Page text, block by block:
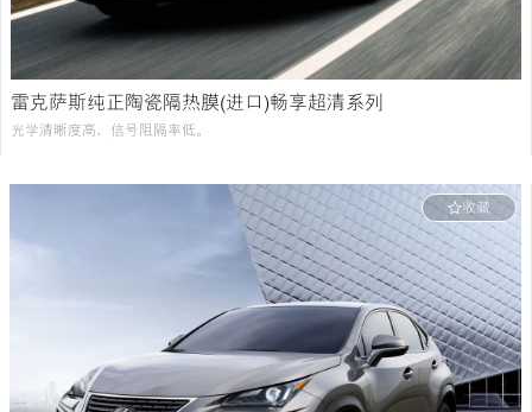
雷克萨斯纯正陶瓷隔热膜(进口)畅享超清系列
光学清晰度高，信号阻隔率低。
收藏